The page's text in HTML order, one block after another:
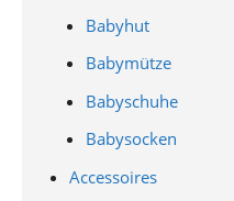
Babyhut
Babymütze
Babyschuhe
Babysocken
Accessoires